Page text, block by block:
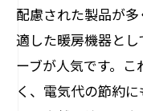
配慮された製品が
適した暖房機器と
ーブが人気です。
く、電気代の節約